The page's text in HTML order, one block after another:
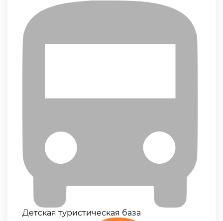
Детская туристическая база